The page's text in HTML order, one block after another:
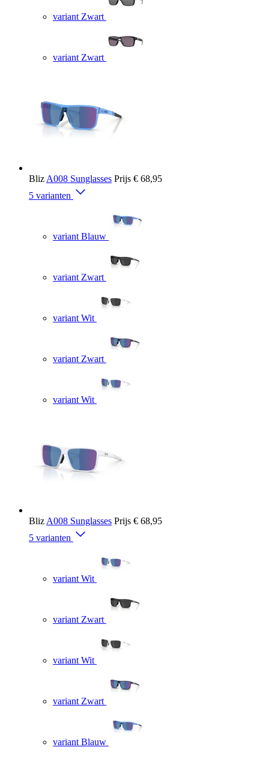
variant Zwart
variant Zwart
Bliz A008 Sunglasses Prijs € 68,95
5 varianten
variant Blauw
variant Zwart
variant Wit
variant Zwart
variant Wit
Bliz A008 Sunglasses Prijs € 68,95
5 varianten
variant Wit
variant Zwart
variant Wit
variant Zwart
variant Blauw